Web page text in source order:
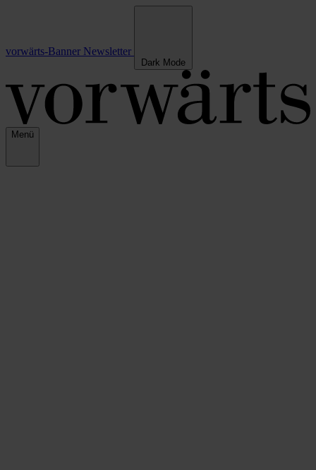
vorwärts-Banner Newsletter
Dark Mode
Menü